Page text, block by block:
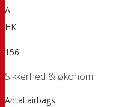
A
HK
156
Sikkerhed & økonomi
Antal airbags